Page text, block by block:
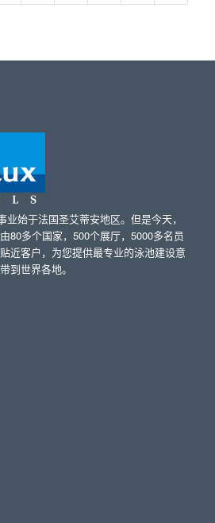
始于法国圣艾蒂安地区。但是今天，
80多个国家，500个展厅，5000多名员
近客户，为您提供最专业的泳池建设意
到世界各地。